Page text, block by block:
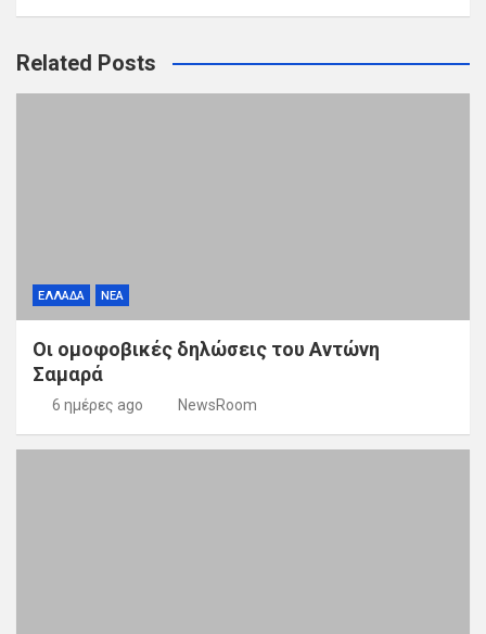
Related Posts
ΕΛΛΑΔΑ ΝΕΑ
Οι ομοφοβικές δηλώσεις του Αντώνη
Σαμαρά
6 ημέρες ago NewsRoom